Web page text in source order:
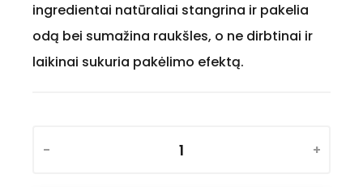
ingredientai natūraliai stangrina ir pakelia
odą bei sumažina raukšles, o ne dirbtinai ir
laikinai sukuria pakėlimo efektą.
- +